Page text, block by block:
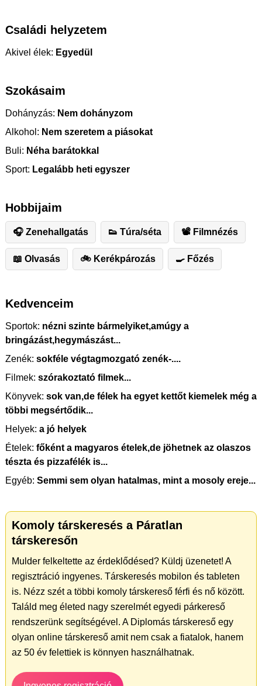
Családi helyzetem
Akivel élek: Egyedül
Szokásaim
Dohányzás: Nem dohányzom
Alkohol: Nem szeretem a piásokat
Buli: Néha barátokkal
Sport: Legalább heti egyszer
Hobbijaim
🎧 Zenehallgatás 👟 Túra/séta 📽 Filmnézés
📖 Olvasás 🚲 Kerékpározás 🍳 Főzés
Kedvenceim
Sportok: nézni szinte bármelyiket,amúgy a
bringázást,hegymászást...
Zenék: sokféle végtagmozgató zenék-....
Filmek: szórakoztató filmek...
Könyvek: sok van,de félek ha egyet kettőt kiemelek még a
többi megsértődik...
Helyek: a jó helyek
Ételek: főként a magyaros ételek,de jöhetnek az olaszos
tészta és pizzafélék is...
Egyéb: Semmi sem olyan hatalmas, mint a mosoly ereje...
Komoly társkeresés a Páratlan
társkeresőn
Mulder felkeltette az érdeklődésed? Küldj üzenetet! A
regisztráció ingyenes. Társkeresés mobilon és tableten
is. Nézz szét a többi komoly társkereső férfi és nő között.
Találd meg életed nagy szerelmét egyedi párkereső
rendszerünk segítségével. A Diplomás társkereső egy
olyan online társkereső amit nem csak a fiatalok, hanem
az 50 év felettiek is könnyen használhatnak.